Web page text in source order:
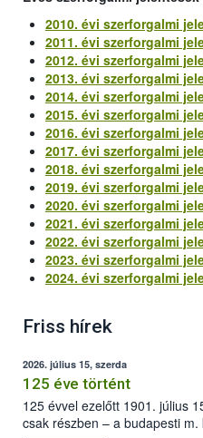
2010. évi szerforgalmi
2011. évi szerforgalmi
2012. évi szerforgalmi
2013. évi szerforgalmi
2014. évi szerforgalmi
2015. évi szerforgalmi
2016. évi szerforgalmi
2017. évi szerforgalmi
2018. évi szerforgalmi
2019. évi szerforgalmi
2020. évi szerforgalmi
2021. évi szerforgalmi
2022. évi szerforgalmi
2023. évi szerforgalmi
2024. évi szerforgalmi
Friss hírek
2026. július 15, szerda
125 éve történt
125 évvel ezelőtt 1901. július
csak részben – a budapesti